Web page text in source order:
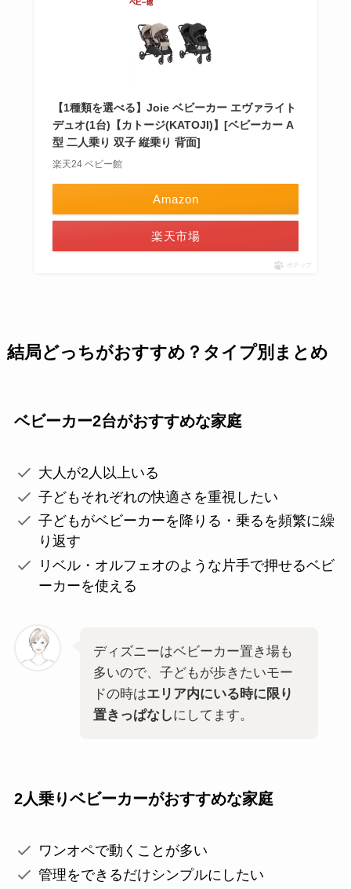
【1種類を選べる】Joie ベビーカー エヴァライト
デュオ(1台)【カトージ(KATOJI)】[ベビーカー A
型 二人乗り 双子 縦乗り 背面]
楽天24 ベビー館
Amazon
楽天市場
ポチップ
結局どっちがおすすめ？タイプ別まとめ
ベビーカー2台がおすすめな家庭
大人が2人以上いる
子どもそれぞれの快適さを重視したい
子どもがベビーカーを降りる・乗るを頻繁に繰
り返す
リベル・オルフェオのような片手で押せるベビ
ーカーを使える
ディズニーはベビーカー置き場も
多いので、子どもが歩きたいモー
ドの時はエリア内にいる時に限り
置きっぱなしにしてます。
2人乗りベビーカーがおすすめな家庭
ワンオペで動くことが多い
管理をできるだけシンプルにしたい